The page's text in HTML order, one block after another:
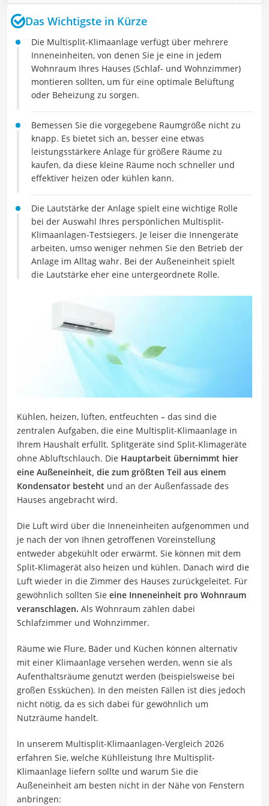
Das Wichtigste in Kürze
Die Multisplit-Klimaanlage verfügt über mehrere
Inneneinheiten, von denen Sie je eine in jedem
Wohnraum Ihres Hauses (Schlaf- und Wohnzimmer)
montieren sollten, um für eine optimale Belüftung
oder Beheizung zu sorgen.
Bemessen Sie die vorgegebene Raumgröße nicht zu
knapp. Es bietet sich an, besser eine etwas
leistungsstärkere Anlage für größere Räume zu
kaufen, da diese kleine Räume noch schneller und
effektiver heizen oder kühlen kann.
Die Lautstärke der Anlage spielt eine wichtige Rolle
bei der Auswahl Ihres perspönlichen Multisplit-
Klimaanlagen-Testsiegers. Je leiser die Innengeräte
arbeiten, umso weniger nehmen Sie den Betrieb der
Anlage im Alltag wahr. Bei der Außeneinheit spielt
die Lautstärke eher eine untergeordnete Rolle.
Kühlen, heizen, lüften, entfeuchten – das sind die
zentralen Aufgaben, die eine Multisplit-Klimaanlage in
Ihrem Haushalt erfüllt. Splitgeräte sind Split-Klimageräte
ohne Abluftschlauch. Die Hauptarbeit übernimmt hier
eine Außeneinheit, die zum größten Teil aus einem
Kondensator besteht und an der Außenfassade des
Hauses angebracht wird.
Die Luft wird über die Inneneinheiten aufgenommen und
je nach der von Ihnen getroffenen Voreinstellung
entweder abgekühlt oder erwärmt. Sie können mit dem
Split-Klimagerät also heizen und kühlen. Danach wird die
Luft wieder in die Zimmer des Hauses zurückgeleitet. Für
gewöhnlich sollten Sie eine Inneneinheit pro Wohnraum
veranschlagen. Als Wohnraum zählen dabei
Schlafzimmer und Wohnzimmer.
Räume wie Flure, Bäder und Küchen können alternativ
mit einer Klimaanlage versehen werden, wenn sie als
Aufenthaltsräume genutzt werden (beispielsweise bei
großen Essküchen). In den meisten Fällen ist dies jedoch
nicht nötig, da es sich dabei für gewöhnlich um
Nutzräume handelt.
In unserem Multisplit-Klimaanlagen-Vergleich 2026
erfahren Sie, welche Kühlleistung Ihre Multisplit-
Klimaanlage liefern sollte und warum Sie die
Außeneinheit am besten nicht in der Nähe von Fenstern
anbringen: